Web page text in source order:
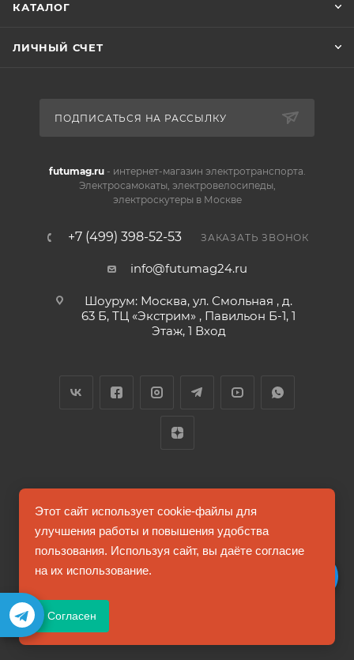
КАТАЛОГ
ЛИЧНЫЙ СЧЕТ
ПОДПИСАТЬСЯ НА РАССЫЛКУ
futumag.ru- интернет-магазин электротранспорта.
Электросамокаты, электровелосипеды,
электроскутеры в Москве
+7 (499) 398-52-53 ЗАКАЗАТЬ ЗВОНОК
info@futumag24.ru
Шоурум: Москва, ул. Смольная , д.
63 Б, ТЦ «Экстрим» , Павильон Б-1, 1
Этаж, 1 Вход
2026 © FUTUMAG.RU
Информация на сайте не является публичной офертой
Этот сайт использует cookie-файлы для
улучшения работы и повышения удобства
пользования. Используя сайт, вы даёте согласие
на их использование.
Согласен